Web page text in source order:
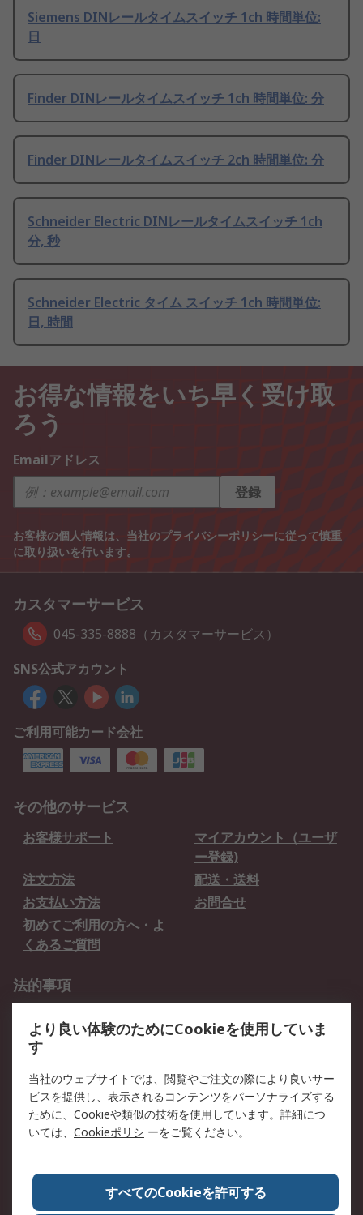
Siemens DINレールタイムスイッチ 1ch 時間単位:
日
Finder DINレールタイムスイッチ 1ch 時間単位: 分
Finder DINレールタイムスイッチ 2ch 時間単位: 分
Schneider Electric DINレールタイムスイッチ 1ch
分, 秒
Schneider Electric タイム スイッチ 1ch 時間単位:
日, 時間
お得な情報をいち早く受け取
ろう
Emailアドレス
登録
お客様の個人情報は、当社のプライバシーポリシーに従って慎重
に取り扱いを行います。
カスタマーサービス
045-335-8888（カスタマーサービス）
SNS公式アカウント
ご利用可能カード会社
その他のサービス
お客様サポート
マイアカウント（ユーザ
ー登録)
注文方法
配送・送料
お支払い方法
お問合せ
初めてご利用の方へ・よ
くあるご質問
法的事項
クッキーポリシー
RSについて
会社概要
採用情報
プレスリリース＆お知ら
コーポレートサイト
全世界のRS
RSの歴史
ESGへの取り組み（英語）
認証について
より良い体験のためにCookieを使用していま
す
当社のウェブサイトでは、閲覧やご注文の際により良いサー
ビスを提供し、表示されるコンテンツをパーソナライズする
ために、Cookieや類似の技術を使用しています。詳細につ
いては、 Cookieポリシ ーをご覧ください。
すべてのCookieを許可する